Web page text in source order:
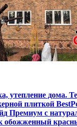
утепление дома.
плиткой
Премиум с
обожженный